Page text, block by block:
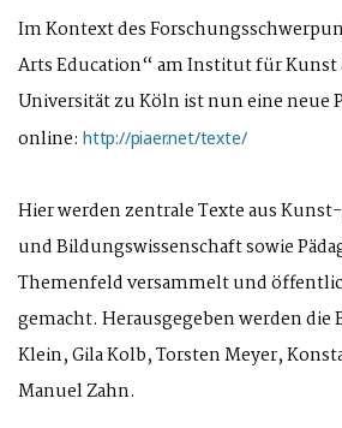
Im Kontext des
Arts Education“ am Institut für
Universität zu Köln ist nun eine
online: http://piaer.net/texte/
Hier werden zentrale Texte aus
und Bildungswissenschaft sowie
Themenfeld versammelt und
gemacht. Herausgegeben werden die
Klein, Gila Kolb, Torsten Meyer,
Manuel Zahn.